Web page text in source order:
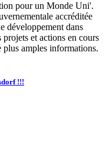
pour un Monde Uni'.
accréditée
développement dans
et actions en cours
plus amples informations.
!!!